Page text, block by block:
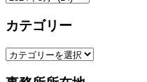
カ
ブ
カテゴリー
カ